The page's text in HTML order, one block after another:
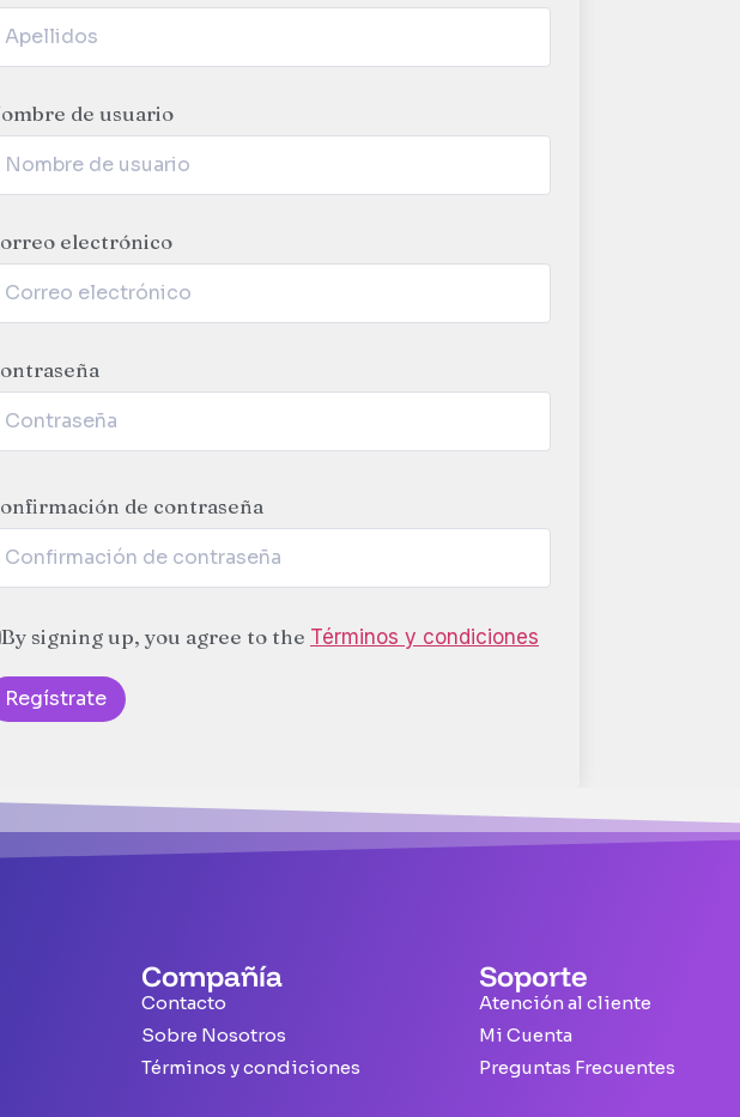
de usuario
electrónico
de contraseña
By signing up, you agree to the Términos y condiciones
Regístrate
Compañía
Contacto
Sobre Nosotros
Términos y condiciones
Soporte
Atención al cliente
Mi Cuenta
Preguntas Frecuentes